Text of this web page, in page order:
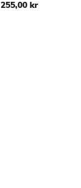
255,00 kr